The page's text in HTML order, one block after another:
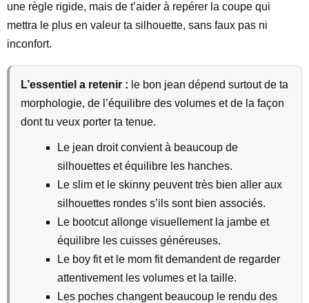
une règle rigide, mais de t’aider à repérer la coupe qui
mettra le plus en valeur ta silhouette, sans faux pas ni
inconfort.
L’essentiel a retenir : le bon jean dépend surtout de ta
morphologie, de l’équilibre des volumes et de la façon
dont tu veux porter ta tenue.
Le jean droit convient à beaucoup de
silhouettes et équilibre les hanches.
Le slim et le skinny peuvent très bien aller aux
silhouettes rondes s’ils sont bien associés.
Le bootcut allonge visuellement la jambe et
équilibre les cuisses généreuses.
Le boy fit et le mom fit demandent de regarder
attentivement les volumes et la taille.
Les poches changent beaucoup le rendu des